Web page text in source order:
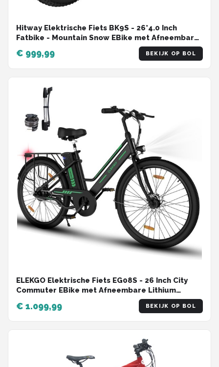
Hitway Elektrische Fiets BK9S - 26*4.0 Inch
Fatbike - Mountain Snow EBike met Afneembare
48V 16Ah Lithium Batterij - City Commuter E-Bike
met 250W Motor - 7 Versnellingen - IP54
Waterdicht
€ 999,99 BEKIJK OP BOL
ELEKGO Elektrische Fiets EG08S - 26 Inch City
Commuter EBike met Afneembare Lithium
Batterij - E-Bike met 250W Motor - Damesfiets -
IP54 Waterdicht
€ 1.099,99 BEKIJK OP BOL